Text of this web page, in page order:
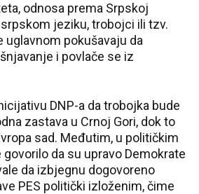
odnosa prema Srpskoj
jeziku, trobojci ili tzv.
uglavnom pokušavaju da
i povlače se iz
DNP-a da trobojka bude
zastava u Crnoj Gori, dok to
sad. Međutim, u političkim
da su upravo Demokrate
da izbjegnu dogovoreno
PES politički izloženim, čime